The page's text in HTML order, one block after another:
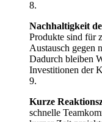
Nachhaltigkeit
Produkte sind für
Austausch gegen
Dadurch bleiben
Investitionen der
Kurze
schnelle